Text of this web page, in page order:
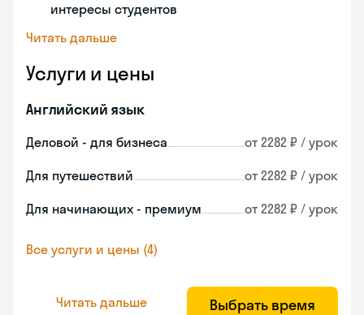
интересы студентов
Читать дальше
Услуги и цены
Английский язык
Деловой - для бизнеса от 2282 ₽ / урок
Для путешествий от 2282 ₽ / урок
Для начинающих - премиум от 2282 ₽ / урок
Все услуги и цены (4)
Читать дальше Выбрать время